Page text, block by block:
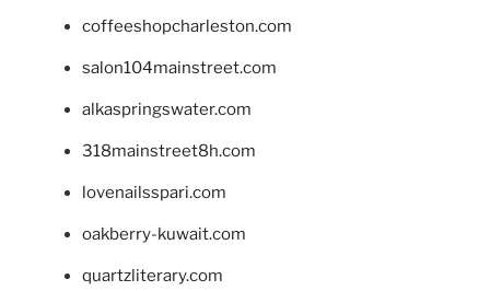
coffeeshopcharleston.com
salon104mainstreet.com
alkaspringswater.com
318mainstreet8h.com
lovenailsspari.com
oakberry-kuwait.com
quartzliterary.com